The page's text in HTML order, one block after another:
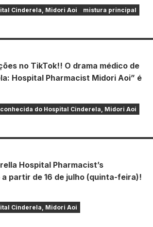
Cinderela, Midori Aoi mistura principal
no TikTok!! O drama médico de
Hospital Pharmacist Midori Aoi” é
do Hospital Cinderela, Midori Aoi
Hospital Pharmacist’s
partir de 16 de julho (quinta-feira)!
Cinderela, Midori Aoi